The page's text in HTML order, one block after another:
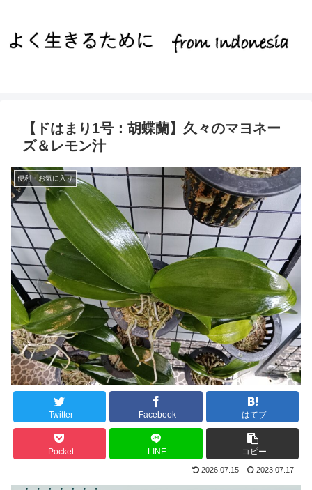
【ドはまり1号：胡蝶蘭】久々のマヨネー
ズ＆レモン汁
便利・お気に入り
Twitter Facebook はてブ
Pocket LINE コピー
2026.07.15 2023.07.17